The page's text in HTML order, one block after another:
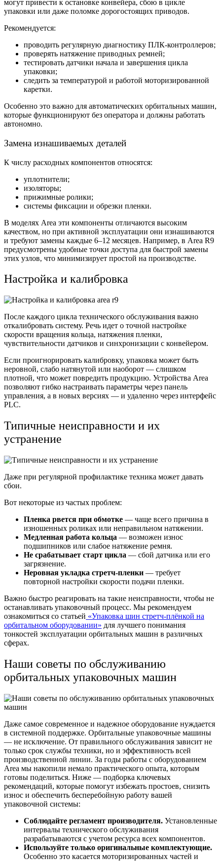
могут привести к остановке конвейера, сбою в цикле
упаковки или даже поломке дорогостоящих приводов.
Рекомендуется:
проводить регулярную диагностику ПЛК-контроллеров;
проверять натяжение приводных ремней;
тестировать датчики начала и завершения цикла
упаковки;
следить за температурой и работой моторизированной
каретки.
Особенно это важно для автоматических орбитальных машин,
которые функционируют без оператора и должны работать
автономно.
Замена изнашиваемых деталей
К числу расходных компонентов относятся:
уплотнители;
изоляторы;
прижимные ролики;
системы фиксации и обрезки пленки.
В моделях Area эти компоненты отличаются высоким
качеством, но при активной эксплуатации они изнашиваются
и требуют замены каждые 6–12 месяцев. Например, в Area R9
предусмотрены удобные точки доступа для быстрой замены
этих узлов, что минимизирует простой на производстве.
Настройка и калибровка
После каждого цикла технического обслуживания важно
откалибровать систему. Речь идет о точной настройке
скорости вращения кольца, натяжения пленки,
чувствительности датчиков и синхронизации с конвейером.
Если проигнорировать калибровку, упаковка может быть
неровной, слабо натянутой или наоборот — слишком
плотной, что может повредить продукцию. Устройства Area
позволяют гибко настраивать параметры через панель
управления, а в новых версиях — и удаленно через интерфейс
PLC.
Типичные неисправности и их
устранение
Даже при регулярной профилактике техника может давать
сбои.
Вот некоторые из частых проблем:
Пленка рвется при обмотке — чаще всего причина в
изношенных роликах или неправильном натяжении.
Медленная работа кольца — возможен износ
подшипников или слабое натяжение ремня.
Не срабатывает старт цикла — сбой датчика или его
загрязнение.
Неровная укладка стретч-пленки — требует
повторной настройки скорости подачи пленки.
Важно быстро реагировать на такие неисправности, чтобы не
останавливать упаковочный процесс. Мы рекомендуем
ознакомиться со статьей «Упаковка шин стретч-плёнкой на
орбитальном оборудовании» для лучшего понимания
тонкостей эксплуатации орбитальных машин в различных
сферах.
Наши советы по обслуживанию
орбитальных упаковочных машин
Даже самое современное и надежное оборудование нуждается
в системной поддержке. Орбитальные упаковочные машины
— не исключение. От правильного обслуживания зависит не
только срок службы техники, но и эффективность всей
производственной линии. За годы работы с оборудованием
Area мы накопили немало практического опыта, которым
готовы поделиться. Ниже — подборка ключевых
рекомендаций, которые помогут избежать простоев, снизить
износ и обеспечить бесперебойную работу вашей
упаковочной системы:
Соблюдайте регламент производителя. Установленные
интервалы технического обслуживания
разрабатываются с учетом ресурса всех компонентов.
Используйте только оригинальные комплектующие.
Особенно это касается моторизированных частей и